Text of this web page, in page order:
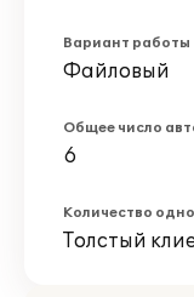
Вариант работы
Файловый
Общее число
6
Количество
Толстый